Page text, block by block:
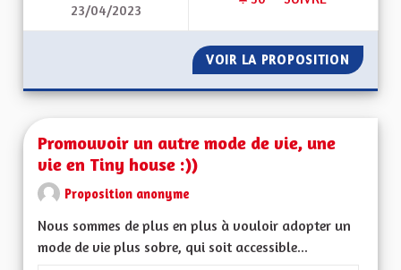
23/04/2023
VOIR LA PROPOSITION
Promouvoir un autre mode de vie, une
vie en Tiny house :))
Proposition anonyme
Nous sommes de plus en plus à vouloir adopter un
mode de vie plus sobre, qui soit accessible...